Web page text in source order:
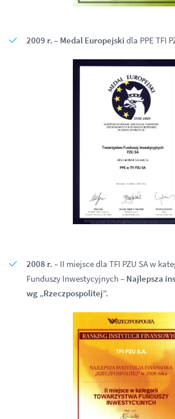
2009 r. – Medal Europejski dla PPE TFI
2008 r. – II miejsce dla TFI PZU SA w
Funduszy Inwestycyjnych – Najlepsza
wg „Rzeczpospolitej”.